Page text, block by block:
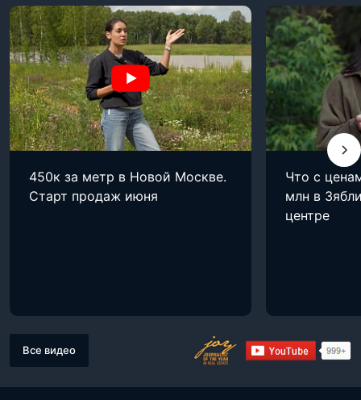
450к за метр в Новой Москве.
Старт продаж июня
Что с
млн в
центре
Все видео